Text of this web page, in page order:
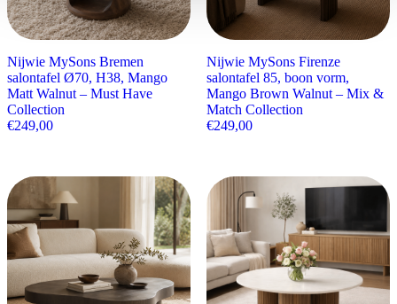
Nijwie MySons Bremen
salontafel Ø70, H38, Mango
Matt Walnut – Must Have
Collection
€249,00
Nijwie MySons Firenze
salontafel 85, boon vorm,
Mango Brown Walnut – Mix &
Match Collection
€249,00